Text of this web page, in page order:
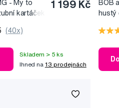
- My to
kartáček
1 199 Kč
(40x)
Skladem > 5 ks
Ihned na 13 prodejnách
BOB
hustý